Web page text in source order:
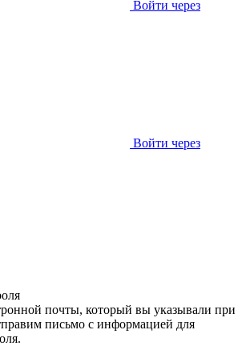
Войти через
Войти через
почты, который вы указывали при
письмо с информацией для